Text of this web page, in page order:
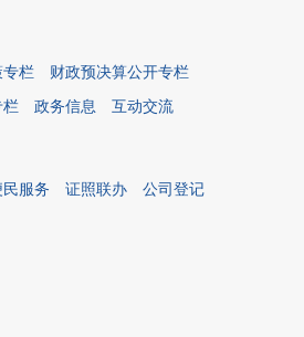
专栏
财政预决算公开专栏
栏
政务信息 互动交流
民服务 证照联办
公司登记